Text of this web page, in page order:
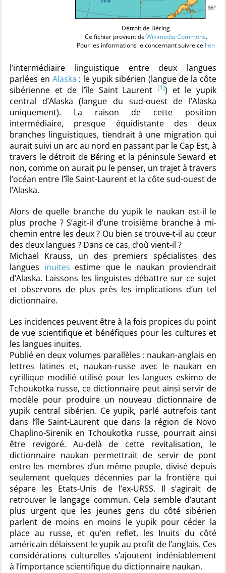
Détroit de Béring
Ce fichier provient deWikimedia Commons.
Pour les informations le concernant suivre ce lien
l’intermédiaire linguistique entre deux langues
parlées en Alaska : le yupik sibérien (langue de la côte
sibérienne et de l’île Saint Laurent
[1]) et le yupik
central d’Alaska (langue du sud-ouest de l’Alaska
uniquement). La raison de cette position
intermédiaire, presque équidistante des deux
branches linguistiques, tiendrait à une migration qui
aurait suivi un arc au nord en passant par le Cap Est, à
travers le détroit de Béring et la péninsule Seward et
non, comme on aurait pu le penser, un trajet à travers
l’océan entre l’île Saint-Laurent et la côte sud-ouest de
l’Alaska.
Alors de quelle branche du yupik le naukan est-il le
plus proche ? S’agit-il d’une troisième branche à mi-
chemin entre les deux ? Ou bien se trouve-t-il au cœur
des deux langues ? Dans ce cas, d’où vient-il ?
Michael Krauss, un des premiers spécialistes des
langues inuites estime que le naukan proviendrait
d’Alaska. Laissons les linguistes débattre sur ce sujet
et observons de plus près les implications d’un tel
dictionnaire.
Les incidences peuvent être à la fois propices du point
de vue scientifique et bénéfiques pour les cultures et
les langues inuites.
Publié en deux volumes parallèles : naukan-anglais en
lettres latines et, naukan-russe avec le naukan en
cyrillique modifié utilisé pour les langues eskimo de
Tchoukotka russe, ce dictionnaire peut ainsi servir de
modèle pour produire un nouveau dictionnaire de
yupik central sibérien. Ce yupik, parlé autrefois tant
dans l’île Saint-Laurent que dans la région de Novo
Chaplino-Sirenik en Tchoukotka russe, pourrait ainsi
être revigoré. Au-delà de cette revitalisation, le
dictionnaire naukan permettrait de servir de pont
entre les membres d’un même peuple, divisé depuis
seulement quelques décennies par la frontière qui
sépare les Etats-Unis de l’ex-URSS. Il s’agirait de
retrouver le langage commun. Cela semble d’autant
plus urgent que les jeunes gens du côté sibérien
parlent de moins en moins le yupik pour céder la
place au russe, et qu’en reflet, les Inuits du côté
américain délaissent le yupik au profit de l’anglais. Ces
considérations culturelles s’ajoutent indéniablement
à l’importance scientifique du dictionnaire naukan.